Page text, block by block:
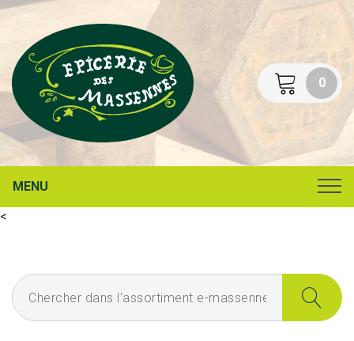
0
MENU
<
Chercher dans l'assortiment e-massennes